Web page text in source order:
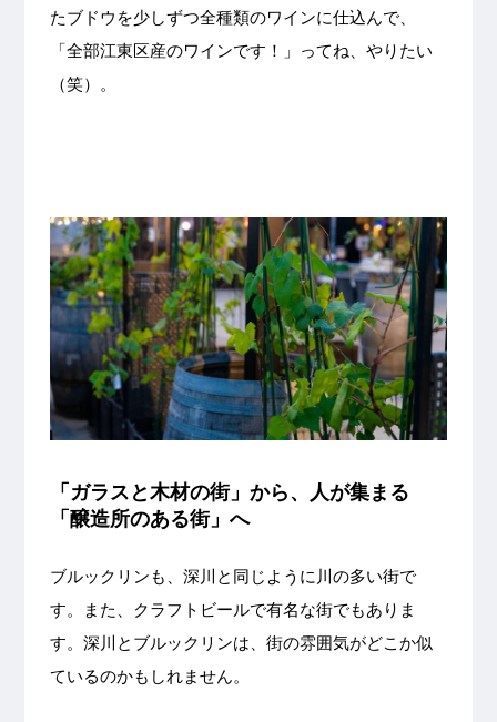
たブドウを少しずつ全種類のワインに仕込んで、
「全部江東区産のワインです！」ってね、やりたい
（笑）。
「ガラスと木材の街」から、人が集まる
「醸造所のある街」へ
ブルックリンも、深川と同じように川の多い街で
す。また、クラフトビールで有名な街でもありま
す。深川とブルックリンは、街の雰囲気がどこか似
ているのかもしれません。